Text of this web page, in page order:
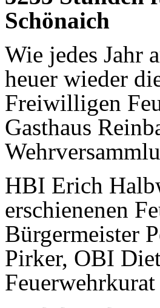
Schönaich
Wie jedes Jahr
heuer wieder
Freiwilligen
Gasthaus
HBI Erich
erschienenen
Bürgermeister
Pirker, OBI